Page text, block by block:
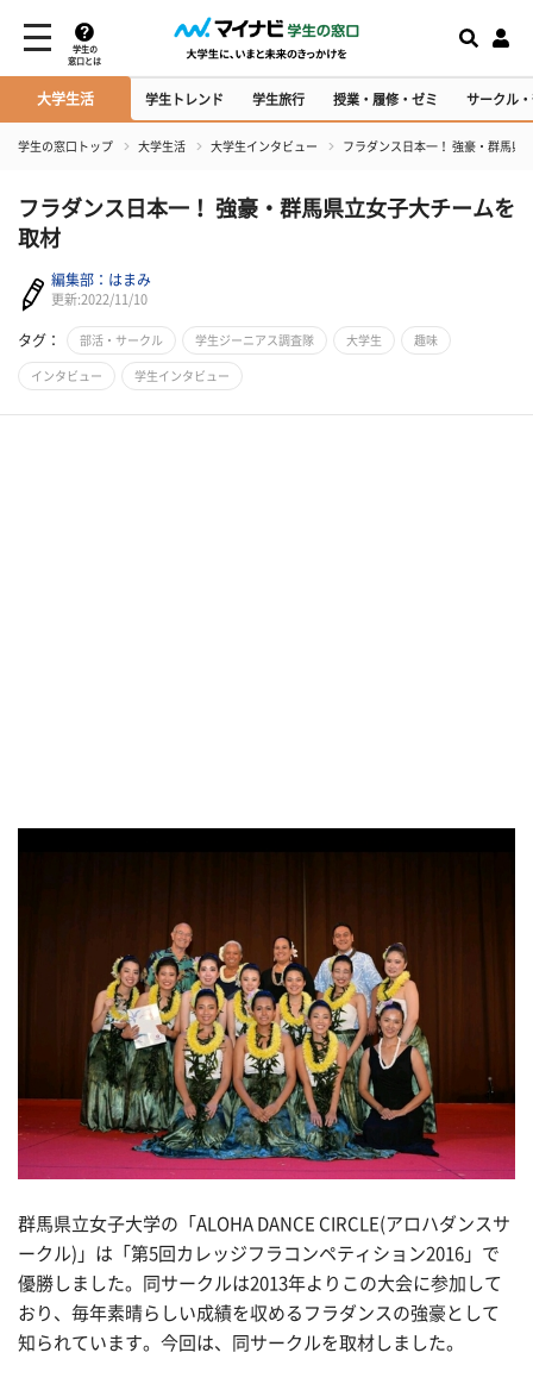
学生の
窓口とは
大学生活 学生トレンド 学生旅行 授業・履修・ゼミ サークル
学生の窓口トップ 大学生活 大学生インタビュー フラダンス日本一！ 強豪・群馬県
フラダンス日本一！ 強豪・群馬県立女子大チームを
取材
編集部：はまみ
更新:2022/11/10
タグ： 部活・サークル 学生ジーニアス調査隊 大学生 趣味
インタビュー 学生インタビュー
群馬県立女子大学の「ALOHA DANCE CIRCLE(アロハダンスサ
ークル)」は「第5回カレッジフラコンペティション2016」で
優勝しました。同サークルは2013年よりこの大会に参加して
おり、毎年素晴らしい成績を収めるフラダンスの強豪として
知られています。今回は、同サークルを取材しました。